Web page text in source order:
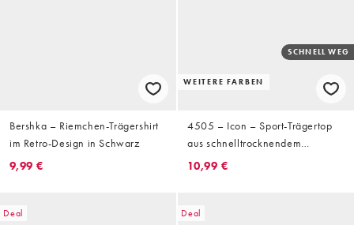
Bershka – Riemchen-Trägershirt
im Retro-Design in Schwarz
9,99 €
WEITERE FARBEN
SCHNELL WEG
4505 – Icon – Sport-Trägertop
aus schnelltrocknendem
Netzstoff in Schwarz mit
10,99 €
Deal Deal